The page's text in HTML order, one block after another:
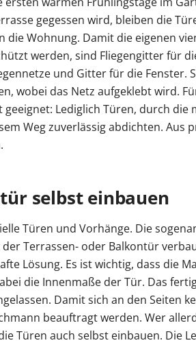
gegessen wird, bleiben die
Wohnung. Damit die eigenen
werden, sind Fliegengitter für
und Gitter für die Fenster.
wobei das Netz aufgeklebt wird.
Lediglich Türen, durch die
Weg zuverlässig abdichten. Aus
selbst einbauen
Türen und Vorhänge. Die
Terrassen- oder Balkontür
Lösung. Es ist wichtig, dass die
die Innenmaße der Tür. Das
Damit sich an den Seiten
beauftragt werden. Wer
Türen auch selbst einbauen. Die